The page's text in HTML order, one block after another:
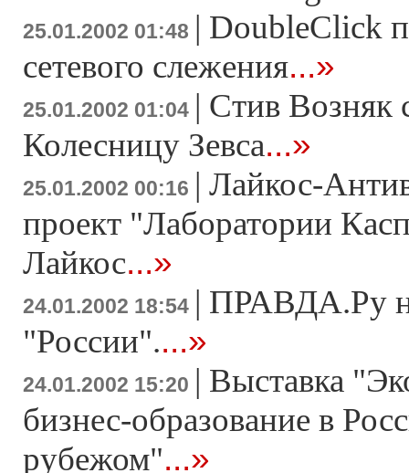
25.01.2002 01:48 | DoubleClick
сетевого слежения...»
25.01.2002 01:04 | Стив Возняк
Колесницу Зевса...»
25.01.2002 00:16 | Лайкос-
проект "Лаборатории
Лайкос...»
24.01.2002 18:54 | ПРАВДА.Ру
"России"....»
24.01.2002 15:20 | Выставка
бизнес-образование в
рубежом"...»